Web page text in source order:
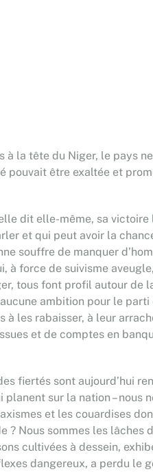
à la tête du Niger, le pays
pouvait être exaltée et
dit elle-même, sa victoire
et qui peut avoir la
souffre de manquer
à force de suivisme
tous font profil autour de
ambition pour le
à les rabaisser, à leur
et de comptes en
fiertés sont aujourd’hui
sur la nation – nous
et les couardises
? Nous sommes les lâches
cultivées à dessein,
dangereux, a perdu le